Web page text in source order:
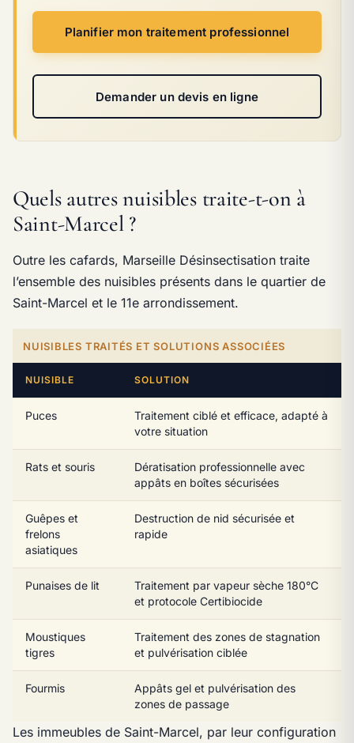
Planifier mon traitement professionnel
Demander un devis en ligne
Quels autres nuisibles traite-t-on à
Saint-Marcel ?
Outre les cafards, Marseille Désinsectisation traite
l’ensemble des nuisibles présents dans le quartier de
Saint-Marcel et le 11e arrondissement.
NUISIBLES TRAITÉS ET SOLUTIONS ASSOCIÉES
NUISIBLE SOLUTION
Puces
Traitement ciblé et efficace, adapté à
votre situation
Rats et souris
Dératisation professionnelle avec
appâts en boîtes sécurisées
Guêpes et
frelons
asiatiques
Destruction de nid sécurisée et
rapide
Punaises de lit
Traitement par vapeur sèche 180°C
et protocole Certibiocide
Moustiques
tigres
Traitement des zones de stagnation
et pulvérisation ciblée
Fourmis
Appâts gel et pulvérisation des
zones de passage
Les immeubles de Saint-Marcel, par leur configuration